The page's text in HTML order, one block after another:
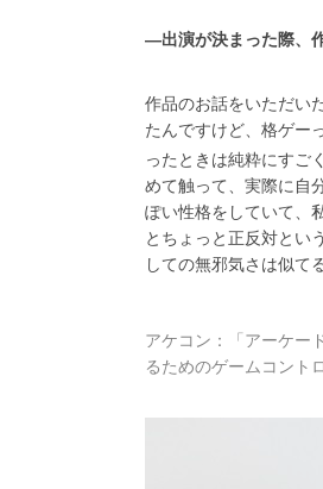
―出演が決まった際、
作品のお話をいただい
たんですけど、格ゲー
ったときは純粋にすご
めて触って、実際に自
ぽい性格をしていて、
とちょっと正反対とい
しての無邪気さは似て
アケコン：「アーケー
るためのゲームコント